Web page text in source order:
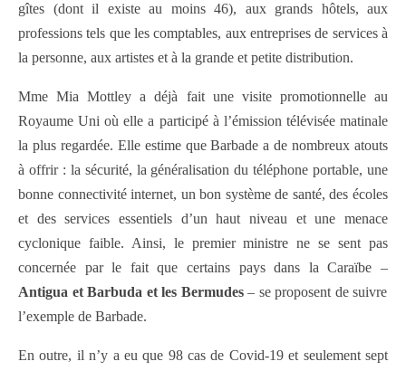
gîtes (dont il existe au moins 46), aux grands hôtels, aux
professions tels que les comptables, aux entreprises de services à
la personne, aux artistes et à la grande et petite distribution.
Mme Mia Mottley a déjà fait une visite promotionnelle au
Royaume Uni où elle a participé à l’émission télévisée matinale
la plus regardée. Elle estime que Barbade a de nombreux atouts
à offrir : la sécurité, la généralisation du téléphone portable, une
bonne connectivité internet, un bon système de santé, des écoles
et des services essentiels d’un haut niveau et une menace
cyclonique faible. Ainsi, le premier ministre ne se sent pas
concernée par le fait que certains pays dans la Caraïbe –
Antigua et Barbuda et les Bermudes– se proposent de suivre
l’exemple de Barbade.
En outre, il n’y a eu que 98 cas de Covid-19 et seulement sept